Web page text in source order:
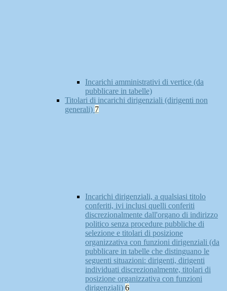
Incarichi amministrativi di vertice (da
pubblicare in tabelle)
Titolari di incarichi dirigenziali (dirigenti non
generali) 7
Incarichi dirigenziali, a qualsiasi titolo
conferiti, ivi inclusi quelli conferiti
discrezionalmente dall'organo di indirizzo
politico senza procedure pubbliche di
selezione e titolari di posizione
organizzativa con funzioni dirigenziali (da
pubblicare in tabelle che distinguano le
seguenti situazioni: dirigenti, dirigenti
individuati discrezionalmente, titolari di
posizione organizzativa con funzioni
dirigenziali) 6